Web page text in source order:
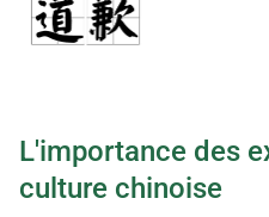
L'importance des
culture chinoise